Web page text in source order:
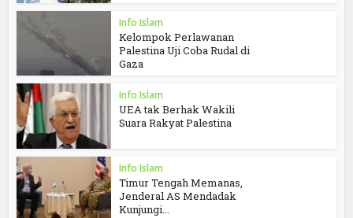
Info Islam
Kelompok Perlawanan
Palestina Uji Coba Rudal di
Gaza
Info Islam
UEA tak Berhak Wakili
Suara Rakyat Palestina
Info Islam
Timur Tengah Memanas,
Jenderal AS Mendadak
Kunjungi...